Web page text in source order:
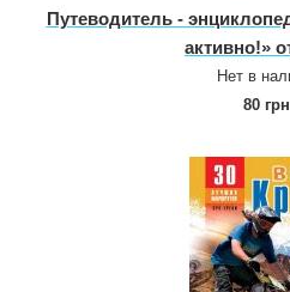
Путеводитель ‑
активно!»
Нет в
80